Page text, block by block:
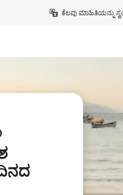
ಕೆಲವು ಮಾಹಿತಿಯನ್ನು